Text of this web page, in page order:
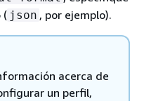
( json , por ejemplo).
acerca de
un perfil,